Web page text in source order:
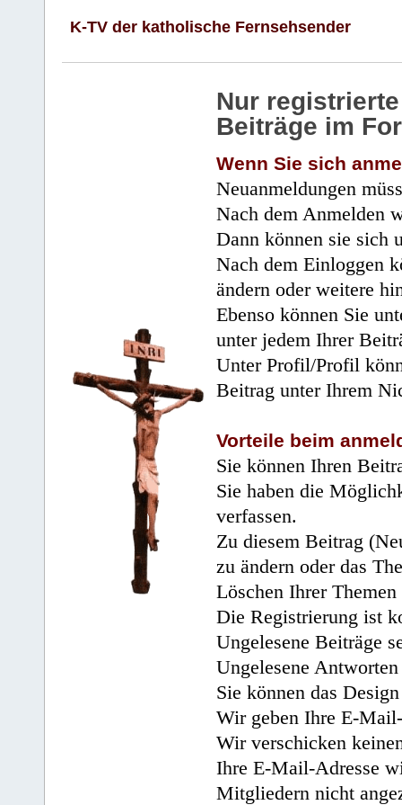
K-TV der katholische Fernsehsender
Nur
Beiträge im
Wenn Sie sich
Neuanmeldungen
Nach dem Anmelden
Dann können sie sich
Nach dem Einloggen
ändern oder weitere
Ebenso können Sie
unter jedem Ihrer
Unter Profil/Profil
Beitrag unter Ihrem
Vorteile beim
Sie können Ihren
Sie haben die
verfassen.
Zu diesem Beitrag
zu ändern oder das
Löschen Ihrer
Die Registrierung ist
Ungelesene Beiträge
Ungelesene
Sie können das
Wir geben Ihre E-
Wir verschicken
Ihre E-Mail-Adresse
Mitgliedern nicht